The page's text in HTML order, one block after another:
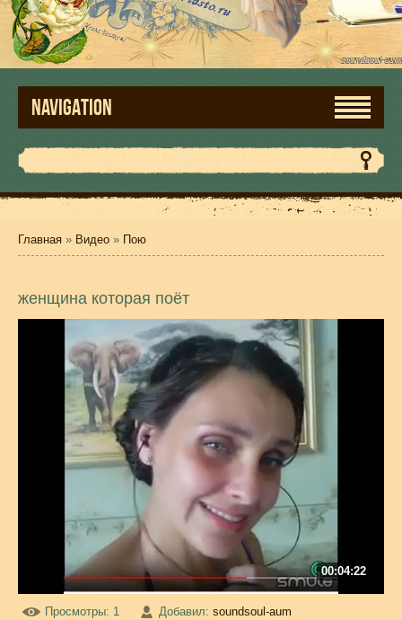
NAVIGATION
Главная » Видео » Пою
женщина которая поёт
00:04:22
Просмотры: 1 Добавил: soundsoul-aum